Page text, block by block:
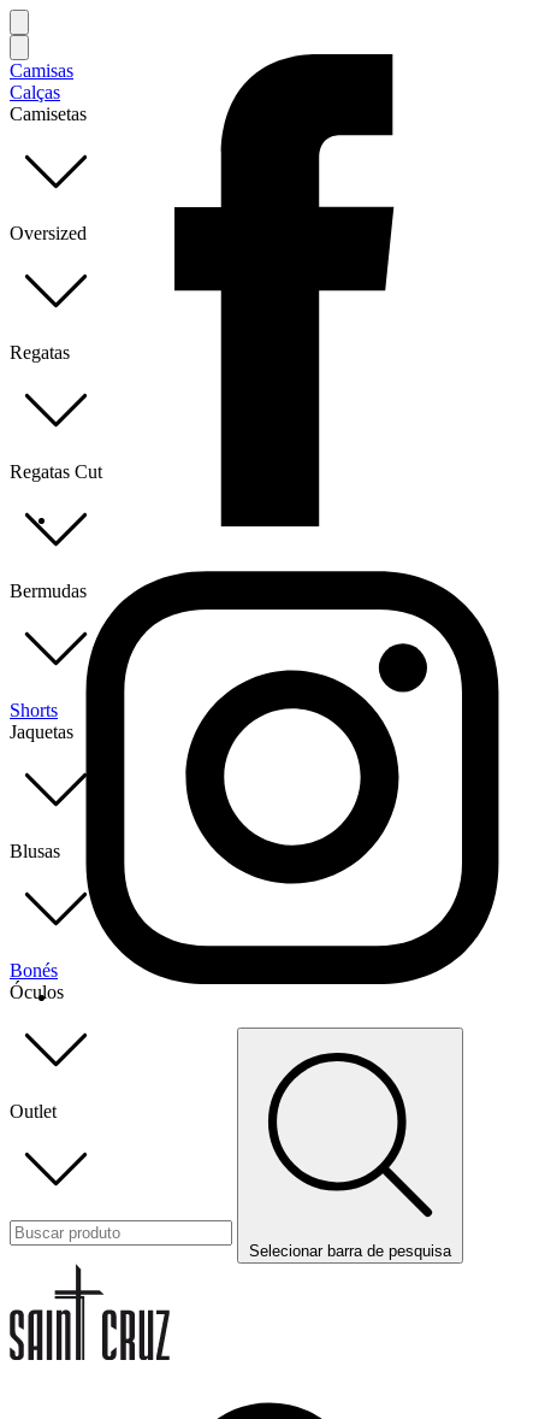
Camisas
Calças
Camisetas
Oversized
Regatas
Regatas Cut
Bermudas
Shorts
Jaquetas
Blusas
Bonés
Óculos
Outlet
Selecionar barra de pesquisa